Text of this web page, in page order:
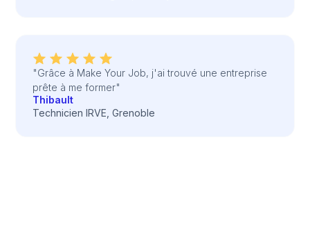
"Grâce à Make Your Job, j'ai trouvé une entreprise
prête à me former"
Thibault
Technicien IRVE, Grenoble